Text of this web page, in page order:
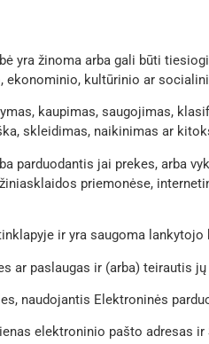
yra žinoma arba gali būti
kultūrinio ar
kaupimas, saugojimas,
skleidimas, naikinimas ar
parduodantis jai prekes, arba
priemonėse,
ir yra saugoma
paslaugas ir (arba) teirautis
naudojantis Elektroninės
elektroninio pašto adresas ir